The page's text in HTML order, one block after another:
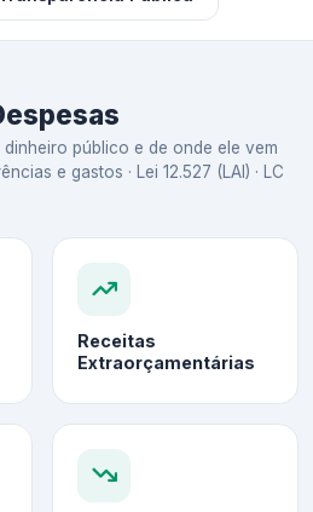
público e de onde ele vem
e gastos · Lei 12.527 (LAI) · LC
Receitas
Extraorçamentárias